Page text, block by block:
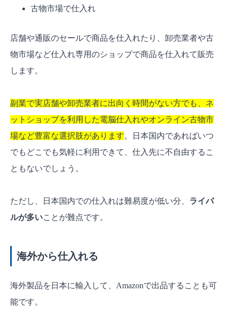
古物市場で仕入れ
店舗や通販のセールで商品を仕入れたり、卸売業者や古
物市場など仕入れ専用のショップで商品を仕入れて販売
します。
副業で実店舗や卸売業者に出向く時間がない方でも、ネ
ットショップを利用した電脳仕入れやオンライン古物市
場など豊富な選択肢があります。日本国内であればいつ
でもどこでも気軽に利用できて、仕入先に不自由するこ
ともないでしょう。
ただし、日本国内での仕入れは難易度が低い分、 ライバ
ルが多いことが難点です。
海外から仕入れる
海外製品を日本に輸入して、Amazonで出品することも可
能です。